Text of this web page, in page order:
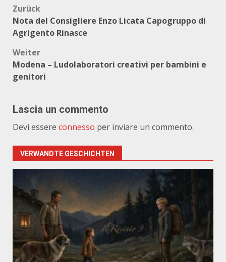
Beitragsnavigation
Zurück
Nota del Consigliere Enzo Licata Capogruppo di
Agrigento Rinasce
Weiter
Modena – Ludolaboratori creativi per bambini e
genitori
Lascia un commento
Devi essere connesso per inviare un commento.
VERWANDTE GESCHICHTEN